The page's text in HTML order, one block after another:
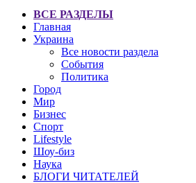
ВСЕ РАЗДЕЛЫ
Главная
Украина
Все новости раздела
События
Политика
Город
Мир
Бизнес
Спорт
Lifestyle
Шоу-биз
Наука
БЛОГИ ЧИТАТЕЛЕЙ